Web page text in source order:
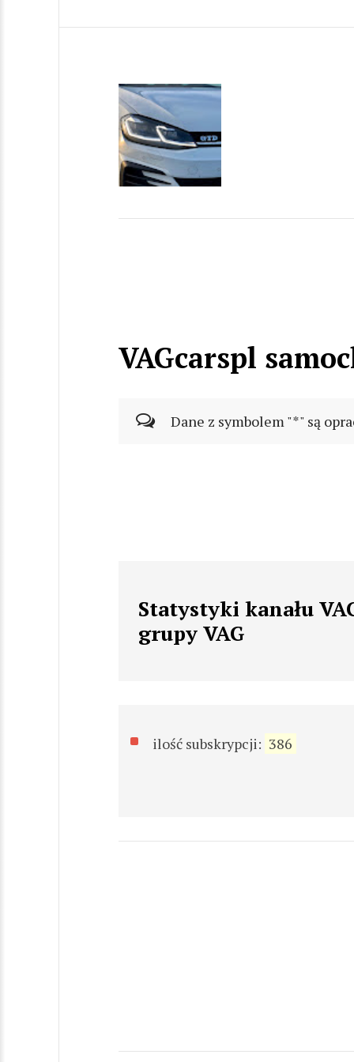
VAGcarspl
Dane z symbolem "*" są
Statystyki kanału
grupy VAG
ilość subskrypcji: 386